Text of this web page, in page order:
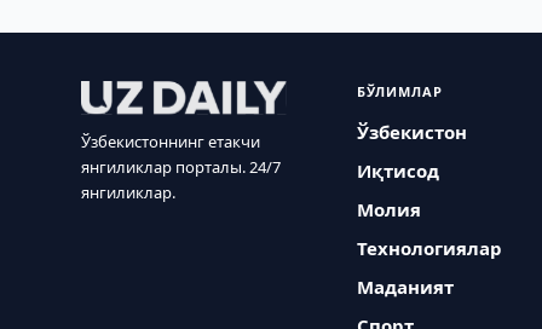
Ўзбекистоннинг етакчи
янгиликлар порталы. 24/7
янгиликлар.
БЎЛИМЛАР
Ўзбекистон
Иқтисод
Молия
Технологиялар
Маданият